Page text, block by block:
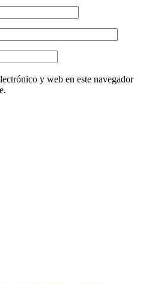
y web en este navegador